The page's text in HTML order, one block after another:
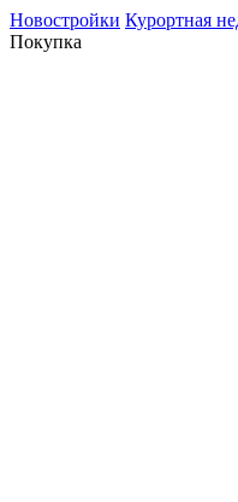
Новостройки Курортная
Покупка